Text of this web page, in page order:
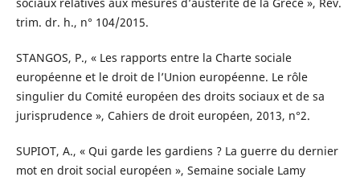
trim. dr. h., n° 104/2015.
STANGOS, P., « Les rapports entre la Charte sociale
européenne et le droit de l’Union européenne. Le rôle
singulier du Comité européen des droits sociaux et de sa
jurisprudence », Cahiers de droit européen, 2013, n°2.
SUPIOT, A., « Qui garde les gardiens ? La guerre du dernier
mot en droit social européen », Semaine sociale Lamy